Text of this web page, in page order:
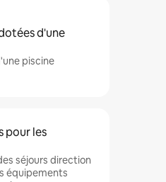
d'une
piscine
pour les
séjours direction
équipements